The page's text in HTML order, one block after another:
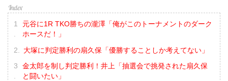
元谷に1R TKO勝ちの瀧澤「俺がこのトーナメントのダーク
ホースだ！」
大塚に判定勝利の扇久保「優勝することしか考えてない」
金太郎を制し判定勝利！井上「抽選会で挑発された扇久保
と闘いたい」